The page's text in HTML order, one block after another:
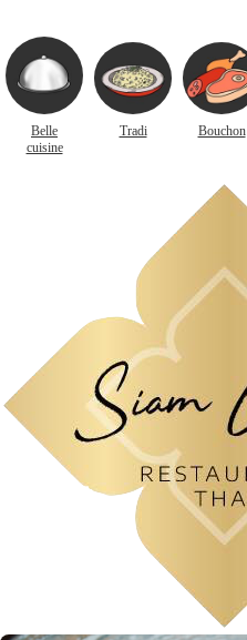
Belle
cuisine
Tradi Bouchon